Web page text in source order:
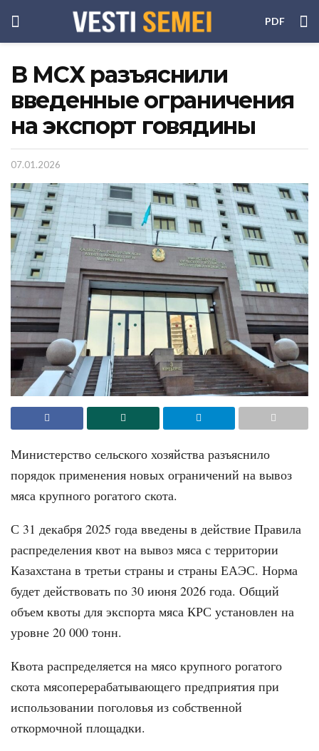
PDF
В МСХ разъяснили
введенные ограничения
на экспорт говядины
07.01.2026
Министерство сельского хозяйства разъяснило
порядок применения новых ограничений на вывоз
мяса крупного рогатого скота.
С 31 декабря 2025 года введены в действие Правила
распределения квот на вывоз мяса с территории
Казахстана в третьи страны и страны ЕАЭС. Норма
будет действовать по 30 июня 2026 года. Общий
объем квоты для экспорта мяса КРС установлен на
уровне 20 000 тонн.
Квота распределяется на мясо крупного рогатого
скота мясоперерабатывающего предприятия при
использовании поголовья из собственной
откормочной площадки.